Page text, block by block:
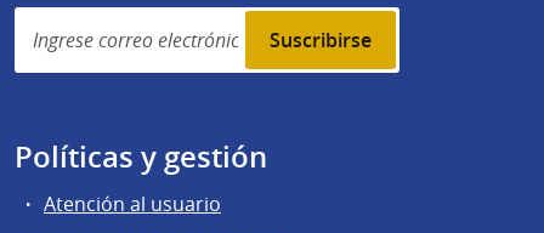
Simplenews
subscription
Políticas y gestión
Atención al usuario